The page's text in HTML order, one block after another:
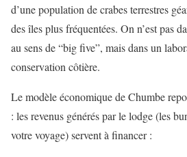
d’une population de crabes terrestres
des îles plus fréquentées. On n’est pas
au sens de “big five”, mais dans un
conservation côtière.
Le modèle économique de Chumbe
: les revenus générés par le lodge (les
votre voyage) servent à financer :